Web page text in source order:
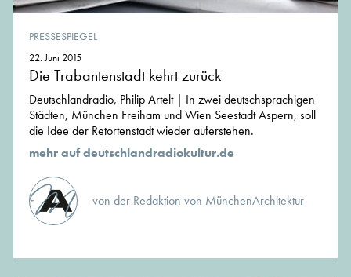
PRESSESPIEGEL
22. Juni 2015
Die Trabantenstadt kehrt zurück
Deutschlandradio, Philip Artelt | In zwei deutschsprachigen
Städten, München Freiham und Wien Seestadt Aspern, soll
die Idee der Retortenstadt wieder auferstehen.
mehr auf deutschlandradiokultur.de
von der Redaktion von MünchenArchitektur